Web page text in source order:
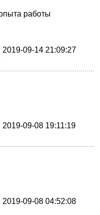
работы
2019-09-14 21:09:27
2019-09-08 19:11:19
2019-09-08 04:52:08